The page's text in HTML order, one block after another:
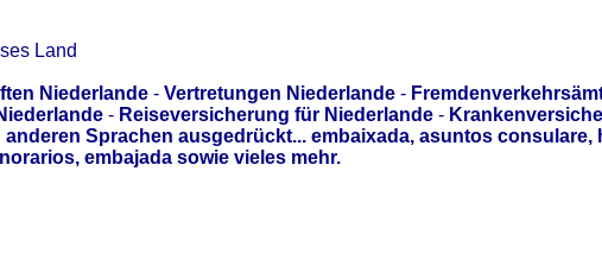
Land
Niederlande - Vertretungen Niederlande -
- Reiseversicherung für Niederlande -
Sprachen ausgedrückt... embaixada, asuntos consulare,
embajada sowie vieles mehr.